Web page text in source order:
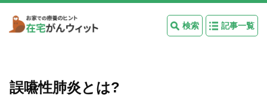
検索 記事一覧
誤嚥性肺炎とは?